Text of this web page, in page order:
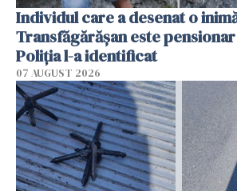
Individul care a desenat o
Transfăgărășan este
Poliția l-a identificat
07 AUGUST 2026